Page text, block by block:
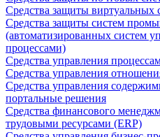
Средства защиты виртуальных
Средства защиты систем
(автоматизированных систем
процессами)
Средства управления
Средства управления
Средства управления
портальные решения
Средства финансового
трудовыми ресурсами (ERP)